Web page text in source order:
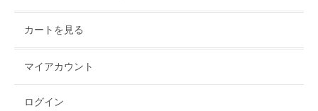
カートを見る
マイアカウント
ログイン